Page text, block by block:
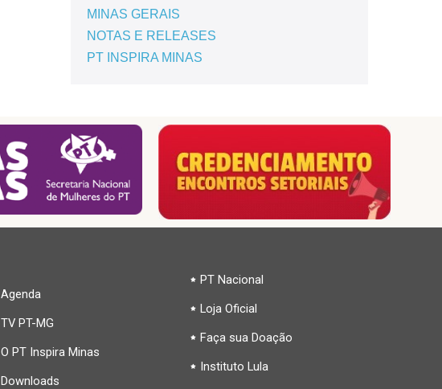
MINAS GERAIS
NOTAS E RELEASES
PT INSPIRA MINAS
Agenda
TV PT-MG
O PT Inspira Minas
Downloads
PT Nacional
Loja Oficial
Faça sua Doação
Instituto Lula